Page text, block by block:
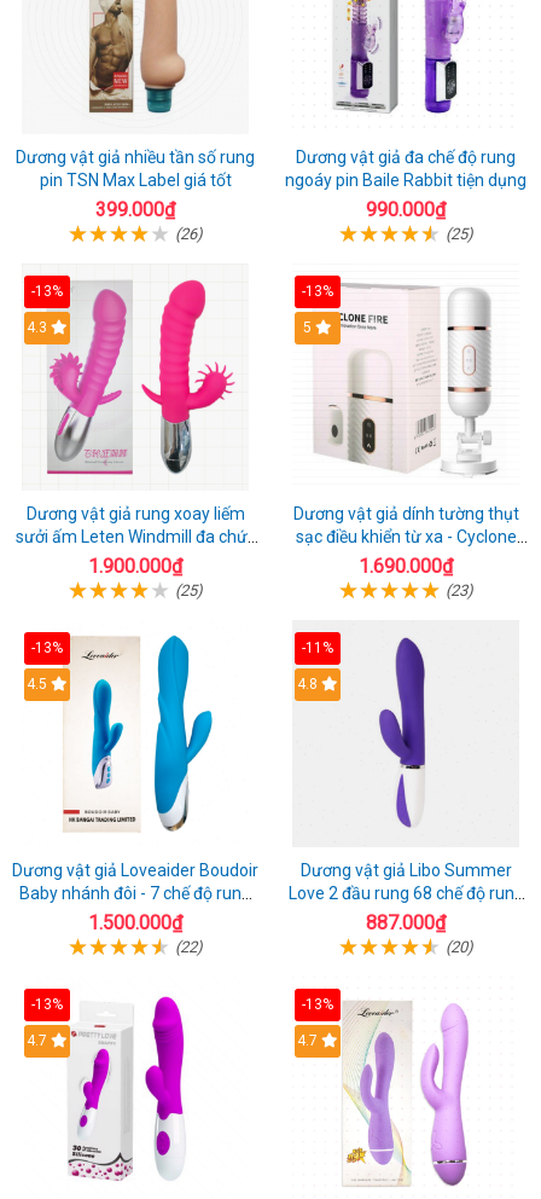
Dương vật giả nhiều tần số rung
pin TSN Max Label giá tốt
399.000₫
(26)
Dương vật giả đa chế độ rung
ngoáy pin Baile Rabbit tiện dụng
990.000₫
(25)
-13%
4.3
Dương vật giả rung xoay liếm
sưởi ấm Leten Windmill đa chức
năng
1.900.000₫
(25)
-13%
5
Dương vật giả dính tường thụt
sạc điều khiển từ xa - Cyclone
Fire
1.690.000₫
(23)
-13%
4.5
Dương vật giả Loveaider Boudoir
Baby nhánh đôi - 7 chế độ rung
sạc điện
1.500.000₫
(22)
-11%
4.8
Dương vật giả Libo Summer
Love 2 đầu rung 68 chế độ rung
sạc pin thỏa mãn
887.000₫
(20)
-13%
4.7
-13%
4.7